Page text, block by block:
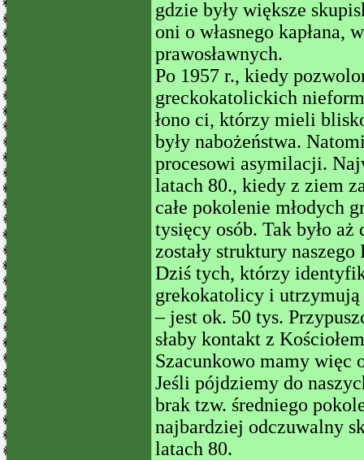
gdzie były większe
oni o własnego kapłana,
prawosławnych.
Po 1957 r., kiedy
greckokatolickich
łono ci, którzy mieli
były nabożeństwa.
procesowi asymilacji.
latach 80., kiedy z ziem
całe pokolenie młodych
tysięcy osób. Tak było
zostały struktury naszego
Dziś tych, którzy
grekokatolicy i
– jest ok. 50 tys.
słaby kontakt z
Szacunkowo mamy więc
Jeśli pójdziemy do
brak tzw. średniego
najbardziej odczuwalny
latach 80.